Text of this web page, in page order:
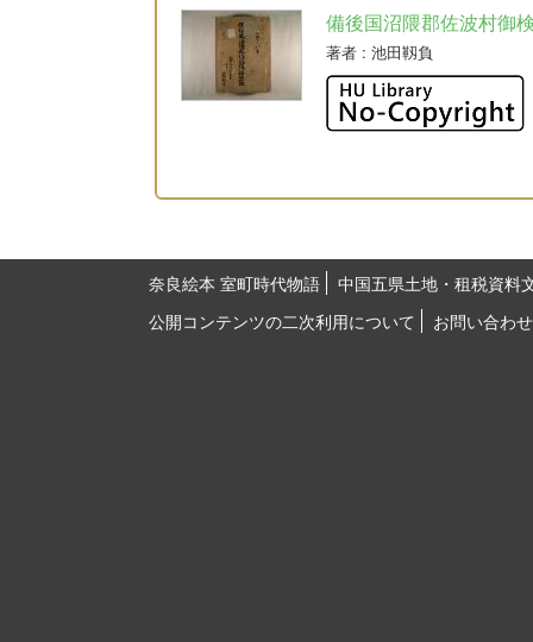
備後国沼隈郡佐波村御
著者 : 池田靱負
奈良絵本 室町時代物語
中国五県土地・租税資料
公開コンテンツの二次利用について
お問い合わせ